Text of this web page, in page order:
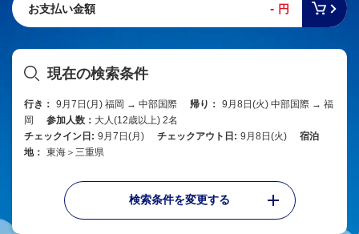
お支払い金額 - 円
現在の検索条件
行き： 9月7日(月) 福岡 → 中部国際 帰り： 9月8日(火) 中部国際 → 福
岡
参加人数： 大人(12歳以上) 2名
チェックイン日: 9月7日(月) チェックアウト日: 9月8日(火)
宿泊
地： 東海＞三重県
検索条件を変更する